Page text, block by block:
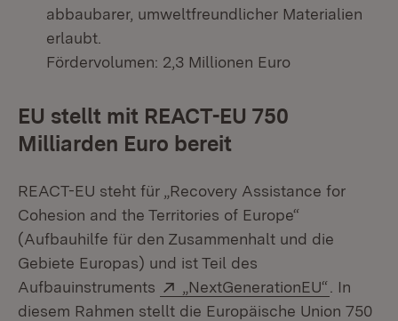
abbaubarer, umweltfreundlicher Materialien
erlaubt.
Fördervolumen: 2,3 Millionen Euro
EU stellt mit REACT-EU 750
Milliarden Euro bereit
REACT-EU steht für „Recovery Assistance for
Cohesion and the Territories of Europe“
(Aufbauhilfe für den Zusammenhalt und die
Gebiete Europas) und ist Teil des
Aufbauinstruments
Extern:
„NextGenerationEU“ (Öffnet
. In
diesem Rahmen stellt die Europäische Union 750